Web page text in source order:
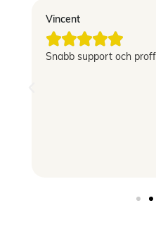
Vincent

Snabb support och